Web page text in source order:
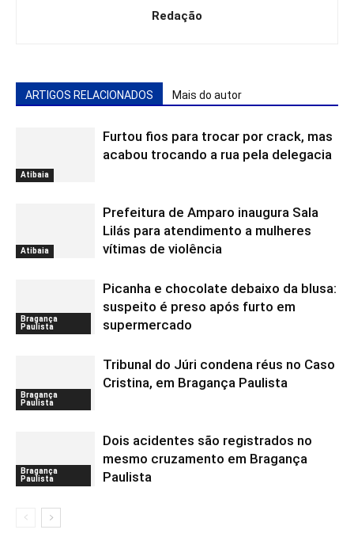
Redação
ARTIGOS RELACIONADOS Mais do autor
Atibaia
Furtou fios para trocar por crack, mas
acabou trocando a rua pela delegacia
Atibaia
Prefeitura de Amparo inaugura Sala
Lilás para atendimento a mulheres
vítimas de violência
Bragança
Paulista
Picanha e chocolate debaixo da blusa:
suspeito é preso após furto em
supermercado
Bragança
Paulista
Tribunal do Júri condena réus no Caso
Cristina, em Bragança Paulista
Bragança
Paulista
Dois acidentes são registrados no
mesmo cruzamento em Bragança
Paulista